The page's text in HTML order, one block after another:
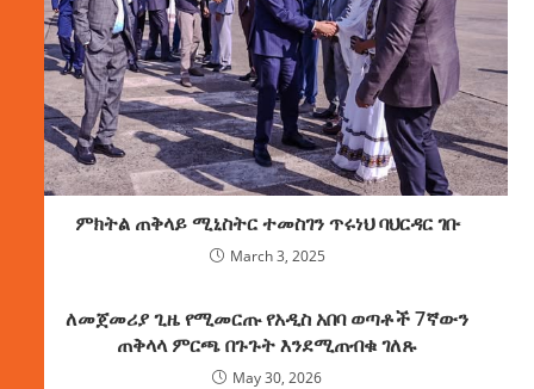
ምክትል ጠቅላይ ሚኒስትር ተመስገን ጥሩነህ ባህርዳር ገቡ
March 3, 2025
ለመጀመሪያ ጊዜ የሚመርጡ የአዲስ አበባ ወጣቶች 7ኛውን
ጠቅላላ ምርጫ በጉጉት እንደሚጠብቁ ገለጹ
May 30, 2026